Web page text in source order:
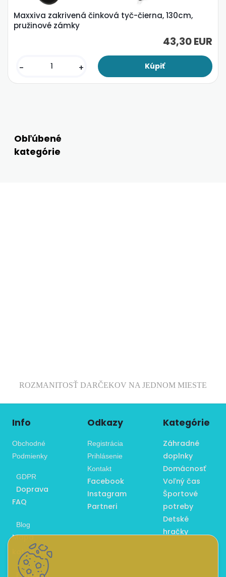
Maxxiva zakrivená činková tyč-čierna, 130cm,
pružinové zámky
43,30 EUR
- +
Obľúbené
kategórie
ROZMANITOSŤ DARČEKOV NA JEDNOM MIESTE
Info
Obchodné
Podmienky
GDPR
Doprava
FAQ
Blog
Mapa
kategórií
Formulár
Odkazy
Registrácia
Prihlásenie
Kontakt
Facebook
Instagram
Partneri
Kategórie
Záhradné
doplnky
Domácnosť
Voľný čas
Športové
potreby
Detské
hračky